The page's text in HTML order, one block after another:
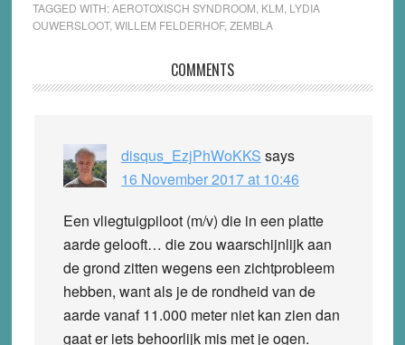
TAGGED WITH:AEROTOXISCH SYNDROOM KLM LYDIA
OUWERSLOOT, WILLEM FELDERHOF, ZEMBLA
Interactions
COMMENTS
disqus_EzjPhWoKKS says
16 November 2017 at 10:46
Een vliegtuigpiloot (m/v) die in een platte
aarde gelooft… die zou waarschijnlijk aan
de grond zitten wegens een zichtprobleem
hebben, want als je de rondheid van de
aarde vanaf 11.000 meter niet kan zien dan
gaat er iets behoorlijk mis met je ogen.